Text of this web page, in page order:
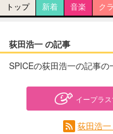
トップ 新着 音楽 ク
荻田浩一 の記事
SPICEの荻田浩一の記事の
イープラ
荻田浩